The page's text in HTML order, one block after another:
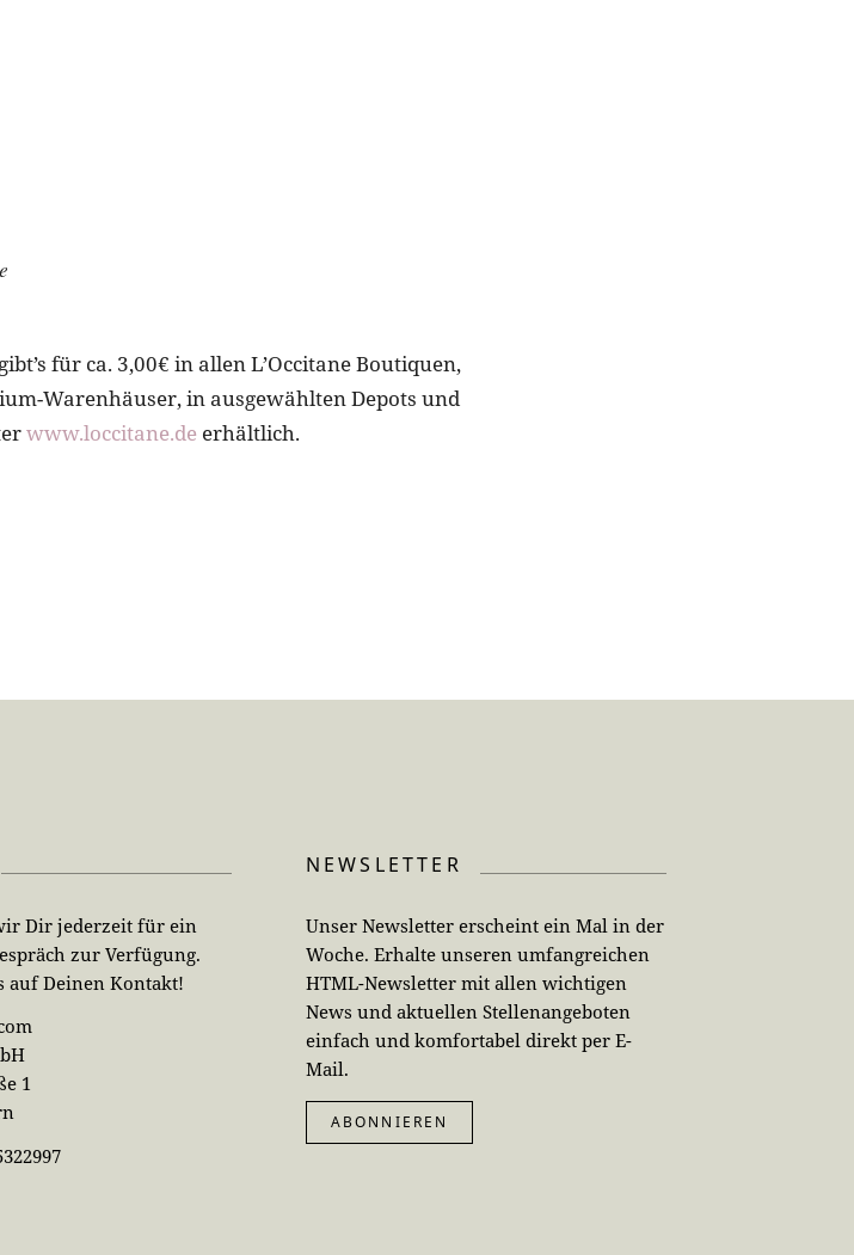
für ca. 3,00€ in allen L’Occitane Boutiquen,
Warenhäuser, in ausgewählten Depots und
www.loccitane.de erhältlich.
Dir jederzeit für ein
zur Verfügung.
Deinen Kontakt!
1
NEWSLETTER
Unser Newsletter erscheint ein Mal in der
Woche. Erhalte unseren umfangreichen
HTML-Newsletter mit allen wichtigen
News und aktuellen Stellenangeboten
einfach und komfortabel direkt per E-
Mail.
ABONNIEREN